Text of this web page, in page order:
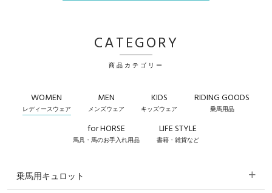
CATEGORY
商品カテゴリー
WOMEN
レディースウェア
MEN
メンズウェア
KIDS
キッズウェア
RIDING GOODS
乗馬用品
for HORSE
馬具・馬のお手入れ用品
LIFE STYLE
書籍・雑貨など
乗馬用キュロット